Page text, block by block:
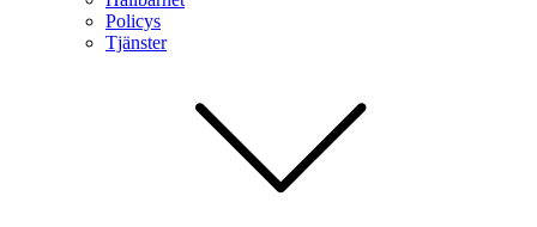
Policys
Tjänster